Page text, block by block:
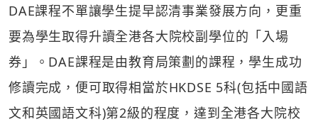
DAE課程不單讓學生提早認清事業發展方向，更重
要為學生取得升讀全港各大院校副學位的「入場
券」。DAE課程是由教育局策劃的課程，學生成功
修讀完成，便可取得相當於HKDSE 5科(包括中國語
文和英國語文科)第2級的程度，達到全港各大院校